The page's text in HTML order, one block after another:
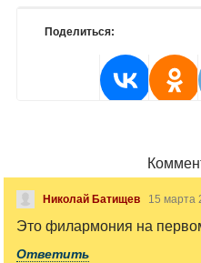
Поделиться:
Николай Батищев 15 марта
Это филармония на
Ответить